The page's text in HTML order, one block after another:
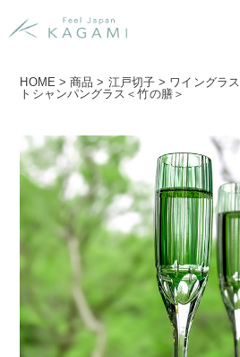
HOME >商品 > 江戸切子 > ワイングラス
トシャンパングラス＜竹の膳＞